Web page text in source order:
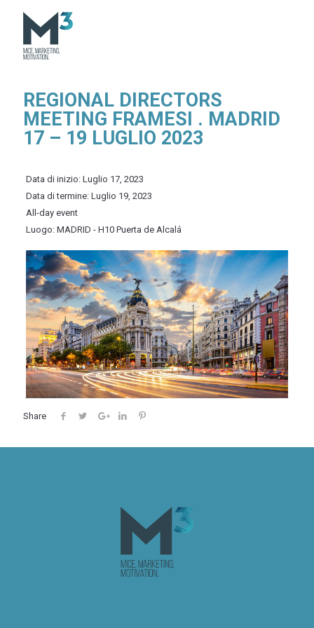
REGIONAL DIRECTORS
MEETING FRAMESI . MADRID
17 – 19 LUGLIO 2023
Data di inizio: Luglio 17, 2023
Data di termine: Luglio 19, 2023
All-day event
Luogo: MADRID - H10 Puerta de Alcalá
Share